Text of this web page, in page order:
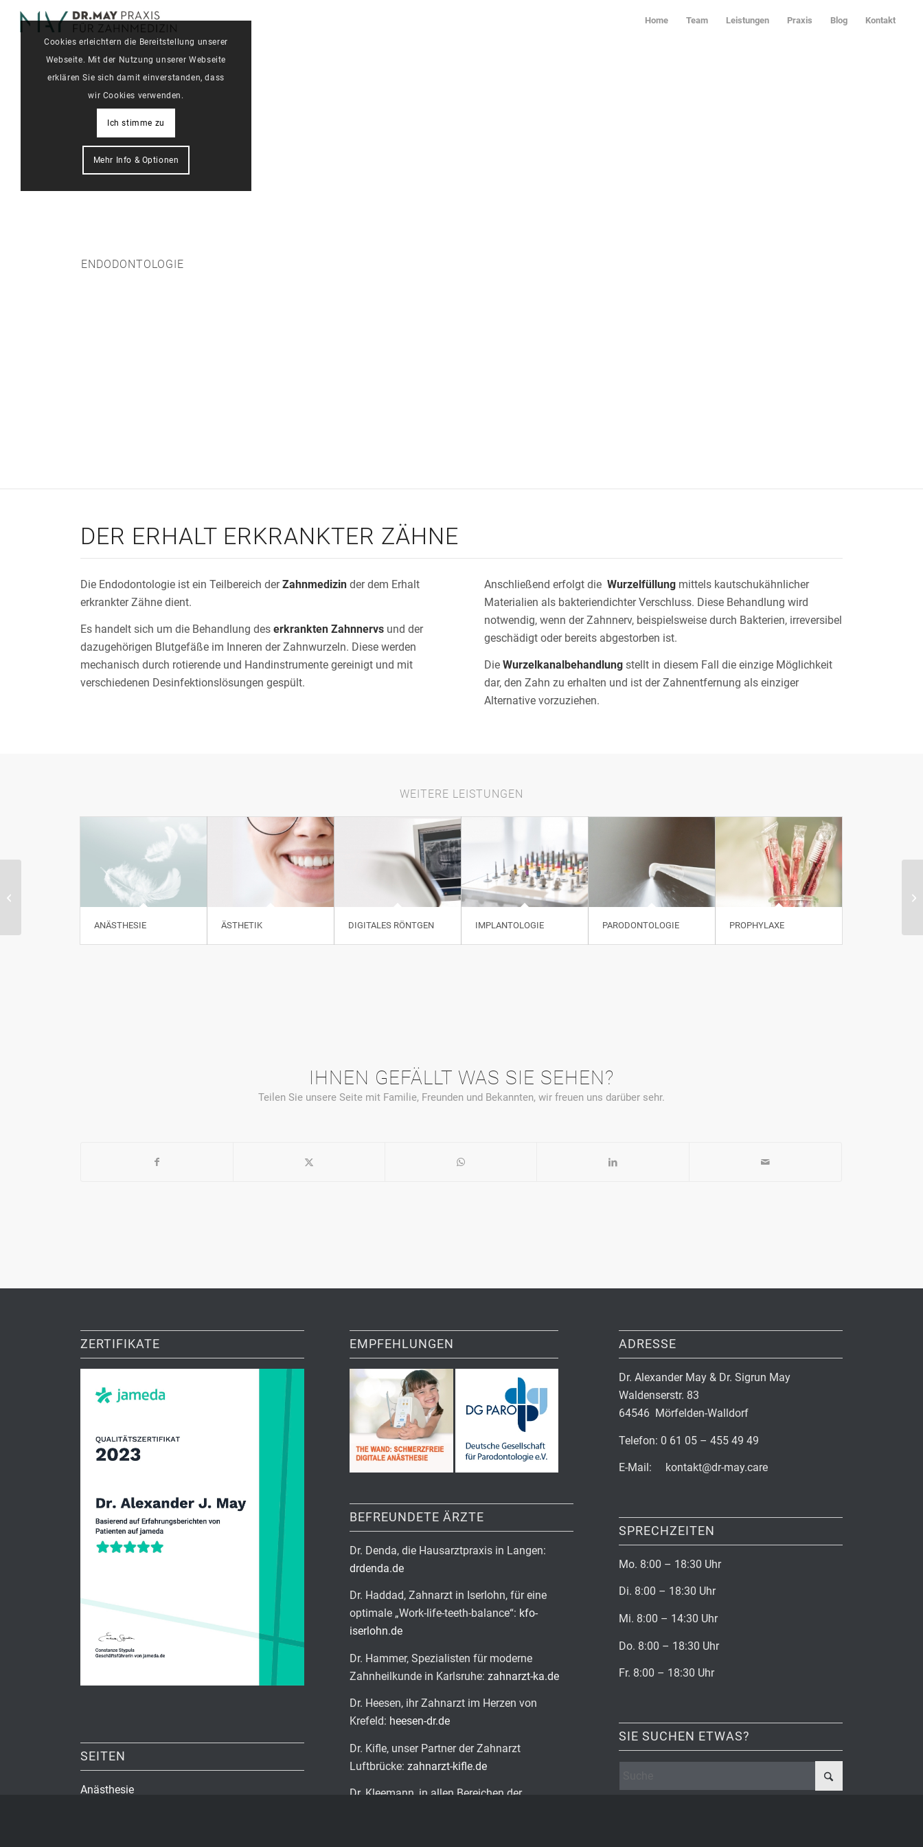
Home Team Leistungen Praxis Blog Kontakt
ENDODONTOLOGIE
DER ERHALT ERKRANKTER ZÄHNE
Die Endodontologie ist ein Teilbereich derZahnmedizin der dem Erhalt
erkrankter Zähne dient.
Es handelt sich um die Behandlung deserkrankten Zahnnervs und der
dazugehörigen Blutgefäße im Inneren der Zahnwurzeln. Diese werden
mechanisch durch rotierende und Handinstrumente gereinigt und mit
verschiedenen Desinfektionslösungen gespült.
Anschließend erfolgt dieWurzelfüllung mittels kautschukähnlicher
Materialien als bakteriendichter Verschluss. Diese Behandlung wird
notwendig, wenn der Zahnnerv, beispielsweise durch Bakterien, irreversibel
geschädigt oder bereits abgestorben ist.
DieWurzelkanalbehandlung stellt in diesem Fall die einzige Möglichkeit
dar, den Zahn zu erhalten und ist der Zahnentfernung als einziger
Alternative vorzuziehen.
WEITERE LEISTUNGEN
ANÄSTHESIE ÄSTHETIK DIGITALES RÖNTGEN IMPLANTOLOGIE PARODONTOLOGIE PROPHYLAXE
IHNEN GEFÄLLT WAS SIE SEHEN?
Teilen Sie unsere Seite mit Familie, Freunden und Bekannten, wir freuen uns darüber sehr.
ZERTIFIKATE
SEITEN
Anästhesie
EMPFEHLUNGEN
BEFREUNDETE ÄRZTE
Dr. Denda, die Hausarztpraxis in Langen:
drdenda.de
Dr. Haddad, Zahnarzt in Iserlohn, für eine
optimale „Work-life-teeth-balance“: kfo-
iserlohn.de
Dr. Hammer, Spezialisten für moderne
Zahnheilkunde in Karlsruhe:zahnarzt-ka.de
Dr. Heesen, ihr Zahnarzt im Herzen von
Krefeld: heesen-dr.de
Dr. Kifle, unser Partner der Zahnarzt
Luftbrücke:zahnarzt-kifle.de
Dr. Kleemann, in allen Bereichen der
ADRESSE
Dr. Alexander May & Dr. Sigrun May
Waldenserstr. 83
64546 Mörfelden-Walldorf
Telefon: 0 61 05 – 455 49 49
E-Mail: kontakt@dr-may.care
SPRECHZEITEN
Mo. 8:00 – 18:30 Uhr
Di. 8:00 – 18:30 Uhr
Mi. 8:00 – 14:30 Uhr
Do. 8:00 – 18:30 Uhr
Fr. 8:00 – 18:30 Uhr
SIE SUCHEN ETWAS?
Cookies erleichtern die Bereitstellung unserer
Webseite. Mit der Nutzung unserer Webseite
erklären Sie sich damit einverstanden, dass
wir Cookies verwenden.
Ich stimme zu
Mehr Info & Optionen